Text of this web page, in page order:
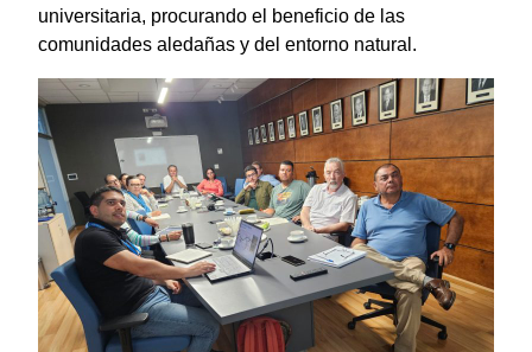
universitaria, procurando el beneficio de las
comunidades aledañas y del entorno natural.